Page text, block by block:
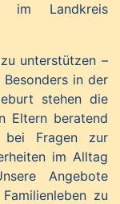
im Landkreis
unterstützen –
in der
stehen die
Eltern beratend
Fragen zur
im Alltag
Angebote
zu